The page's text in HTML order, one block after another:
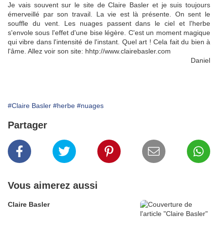
Je vais souvent sur le site de Claire Basler et je suis toujours
émerveillé par son travail. La vie est là présente. On sent le
souffle du vent. Les nuages passent dans le ciel et l'herbe
s'envole sous l'effet d'une bise légère. C'est un moment magique
qui vibre dans l'intensité de l'instant. Quel art ! Cela fait du bien à
l'âme. Allez voir son site: hhtp://www.clairebasler.com
Daniel
#Claire Basler #herbe #nuages
Partager
Vous aimerez aussi
Claire Basler